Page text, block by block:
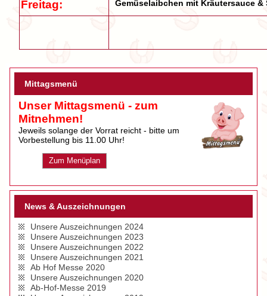
Freitag: Gemüselaibchen mit Kräutersauce &
Mittagsmenü
Unser Mittagsmenü - zum
Mitnehmen!
Jeweils solange der Vorrat reicht - bitte um
Vorbestellung bis 11.00 Uhr!
Zum Menüplan
News & Auszeichnungen
Unsere Auszeichnungen 2024
Unsere Auszeichnungen 2023
Unsere Auszeichnungen 2022
Unsere Auszeichnungen 2021
Ab Hof Messe 2020
Unsere Auszeichnungen 2020
Ab-Hof-Messe 2019